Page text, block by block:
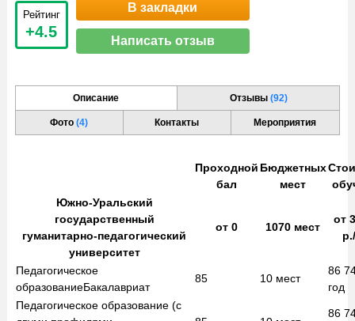
Рейтинг
+4.5
В закладки
Написать отзыв
Описание Отзывы (92)
Фото(4) Контакты Мероприятия
Проходной
бал
Бюджетных
мест
Южно-Уральский
государственный
гуманитарно-педагогический
университет
от0 1070 мест
от
Педагогическое
образованиеБакалавриат
85 10 мест
86
год
Педагогическое образование (с
86